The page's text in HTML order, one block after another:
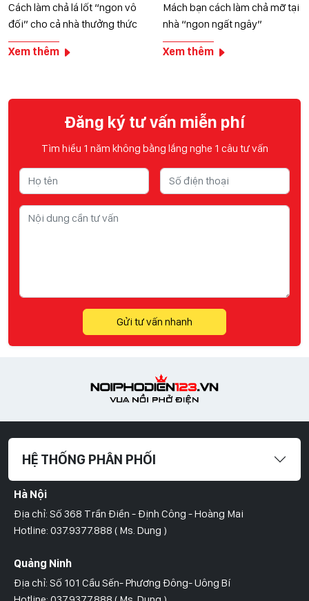
Cách làm chả lá lốt “ngon vô
đối” cho cả nhà thưởng thức
Xem thêm
Mách bạn cách làm chả mỡ tại
nhà “ngon ngất ngây”
Xem thêm
Đăng ký tư vấn miễn phí
Tìm hiểu 1 năm không bằng lắng nghe 1 câu tư vấn
Gửi tư vấn nhanh
HỆ THỐNG PHÂN PHỐI
Hà Nội
Địa chỉ: Số 368 Trần Điền - Định Công - Hoàng Mai
Hotline: 037.9377.888 ( Ms. Dung )
Quảng Ninh
Địa chỉ: Số 101 Cầu Sến- Phương Đông- Uông Bí